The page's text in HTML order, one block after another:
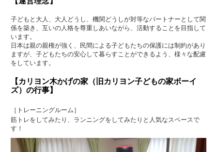
子どもと大人、大人どうし、機関どうしが対等なパートナーとして関
係を築き、互いの人格を尊重しあいながら、活動することを目指して
います。
日本は親の親権が強く、民間による子どもたちの保護には制約があり
ますが、子どもたちの安心して暮らすことができるよう、様々な配慮
をしています。
【カリヨン木かげの家（旧カリヨン子どもの家ボーイ
ズ）の行事】
［トレーニングルーム］
筋トレをしてみたり、ランニングをしてみたりと人気なスペースで
す！